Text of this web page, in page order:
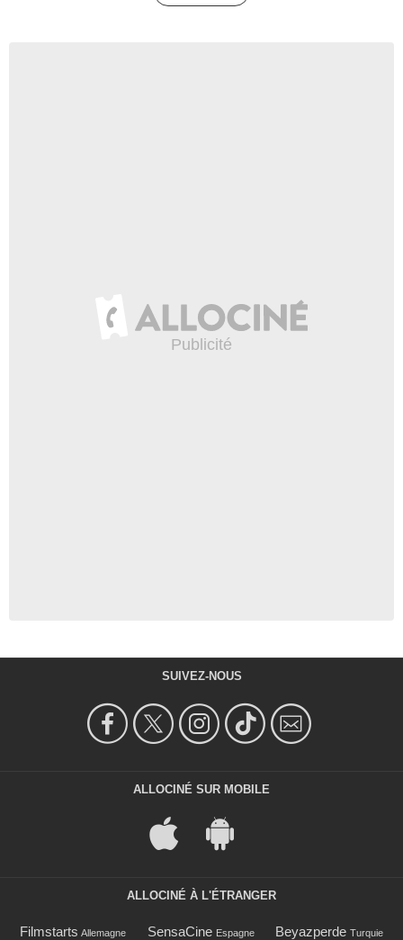
SUIVEZ-NOUS
ALLOCINÉ SUR MOBILE
ALLOCINÉ À L'ÉTRANGER
Filmstarts Allemagne SensaCine Espagne Beyazperde Turquie